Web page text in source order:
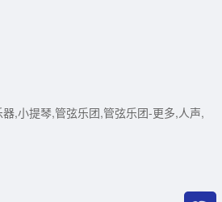
,小提琴,管弦乐团,管弦乐团-更多,人声,